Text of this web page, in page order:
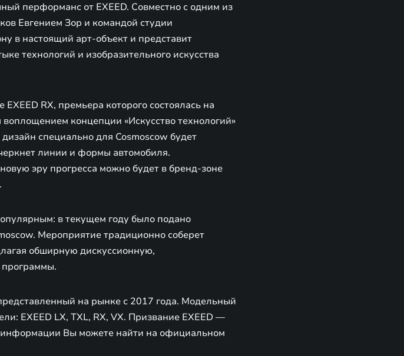
перформанс от EXEED. Совместно с одним из
Евгением Зор и командой студии
в настоящий арт-объект и представит
технологий и изобразительного искусства
RX, премьера которого состоялась на
концепции «Искусство технологий»
специально для Cosmoscow будет
линии и формы автомобиля.
эру прогресса можно будет в бренд-зоне
в текущем году было подано
Мероприятие традиционно соберет
обширную дискуссионную,
на рынке с 2017 года. Модельный
EXEED LX, TXL, RX, VX. Призвание EXEED —
Вы можете найти на официальном